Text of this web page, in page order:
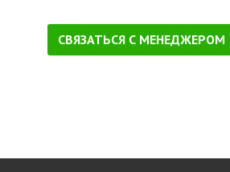
СВЯЗАТЬСЯ С МЕНЕДЖЕРОМ